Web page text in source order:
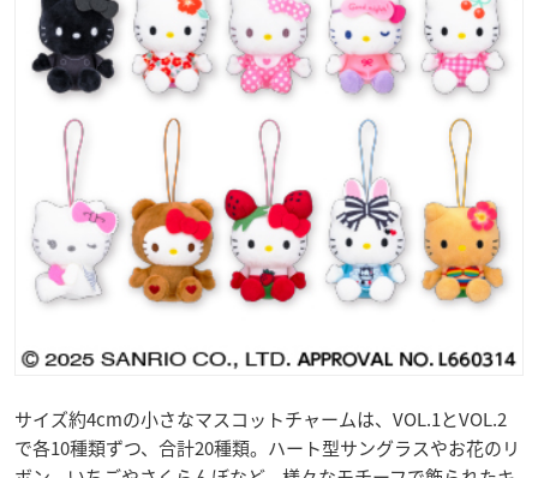
サイズ約4cmの小さなマスコットチャームは、VOL.1とVOL.2
で各10種類ずつ、合計20種類。ハート型サングラスやお花のリ